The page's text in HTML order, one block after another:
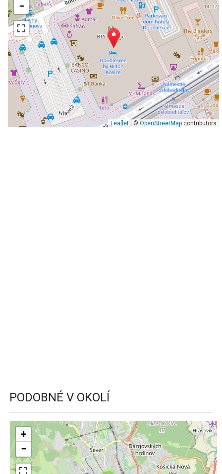
−
Leaflet| ©OpenStreetMapcontributors
PODOBNÉ V OKOLÍ
+
−